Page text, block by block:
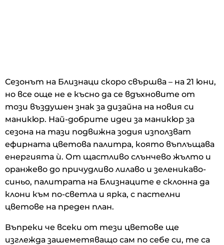
Сезонът на Близнаци скоро свършва – на 21 юни,
но все още не е късно да се вдъхновите от
този въздушен знак за дизайна на новия си
маникюр. Най-добрите идеи за маникюр за
сезона на тази подвижна зодия използват
ефирната цветова палитра, която въплъщава
енергията ѝ. От щастливо слънчево жълто и
оранжево до причудливо лилаво и зеленикаво-
синьо, палитрата на Близнаците е склонна да
клони към по-светла и ярка, с пастелни
цветове на преден план.
Въпреки че всеки от тези цветове ще
изглежда зашеметяващо сам по себе си, те са